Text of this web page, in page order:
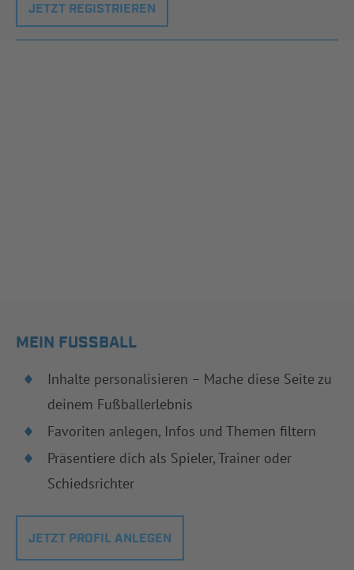
JETZT REGISTRIEREN
MEIN FUSSBALL
Inhalte personalisieren – Mache diese Seite zu
deinem Fußballerlebnis
Favoriten anlegen, Infos und Themen filtern
Präsentiere dich als Spieler, Trainer oder
Schiedsrichter
JETZT PROFIL ANLEGEN